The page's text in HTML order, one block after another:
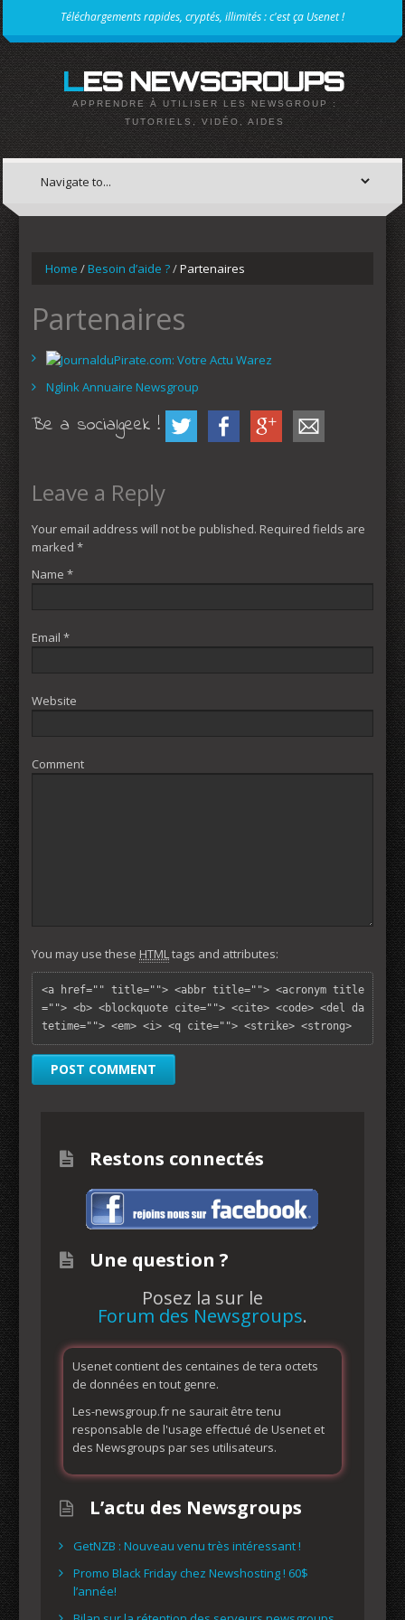
Téléchargements rapides, cryptés, illimités : c'est ça Usenet !
LES NEWSGROUPS
APPRENDRE À UTILISER LES NEWSGROUP :
TUTORIELS, VIDÉO, AIDES
Home /Besoin d’aide ?/Partenaires
Partenaires
Nglink Annuaire Newsgroup
Be a socialgeek !
Leave a Reply
Your email address will not be published. Required fields are
marked *
Name *
Email *
Website
Comment
You may use these HTML tags and attributes:
<a href="" title=""> <abbr title=""> <acronym title
=""> <b> <blockquote cite=""> <cite> <code> <del da
tetime=""> <em> <i> <q cite=""> <strike> <strong>
Restons connectés
Une question ?
Posez la sur le
Forum des Newsgroups.
Usenet contient des centaines de tera octets
de données en tout genre.
Les-newsgroup.fr ne saurait être tenu
responsable de l'usage effectué de Usenet et
des Newsgroups par ses utilisateurs.
L’actu des Newsgroups
GetNZB : Nouveau venu très intéressant !
Promo Black Friday chez Newshosting ! 60$
l’année!